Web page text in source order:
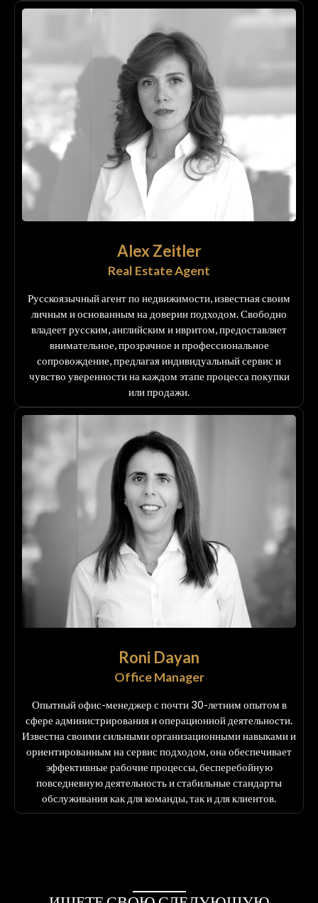
Alex Zeitler
Real Estate Agent
Русскоязычный агент по недвижимости, известная своим
личным и основанным на доверии подходом. Свободно
владеет русским, английским и ивритом, предоставляет
внимательное, прозрачное и профессиональное
сопровождение, предлагая индивидуальный сервис и
чувство уверенности на каждом этапе процесса покупки
или продажи.
Roni Dayan
Office Manager
Опытный офис-менеджер с почти 30-летним опытом в
сфере администрирования и операционной деятельности.
Известна своими сильными организационными навыками и
ориентированным на сервис подходом, она обеспечивает
эффективные рабочие процессы, бесперебойную
повседневную деятельность и стабильные стандарты
обслуживания как для команды, так и для клиентов.